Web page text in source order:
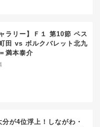
ラリー】Ｆ１ 第10節 ペス
田 vs ボルクバレット北九
満本泰介
が4位浮上！しながわ・